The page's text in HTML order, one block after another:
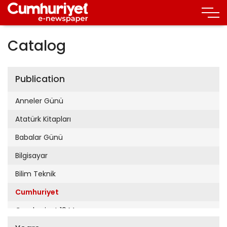
Catalog
Publication
Anneler Günü
Atatürk Kitapları
Babalar Günü
Bilgisayar
Bilim Teknik
Cumhuriyet
Cumhuriyet 19 Mayıs